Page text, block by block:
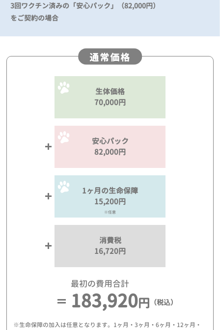
3回ワクチン済みの「安心パック」（82,000円）
をご契約の場合
通常価格
生体価格
70,000円
安心パック
82,000円
1ヶ月の生命保障
15,200円
※任意
消費税
16,720円
最初の費用合計
183,920円 （税込）
※生命保障の加入は任意となります。1ヶ月・3ヶ月・6ヶ月・12ヶ月・